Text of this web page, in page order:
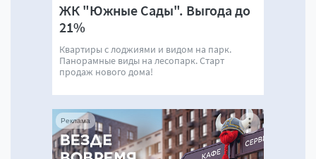
ЖК "Южные Сады". Выгода до
21%
Квартиры с лоджиями и видом на парк.
Панорамные виды на лесопарк. Старт
продаж нового дома!
Реклама